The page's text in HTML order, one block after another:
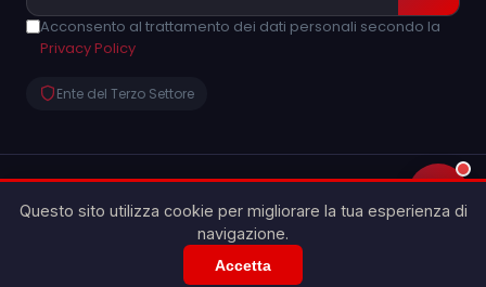
Acconsento al trattamento dei dati personali secondo la
Privacy Policy
Ente del Terzo Settore
People'. Tutti i diritti riservati.
made with
Privacy Policy
Questo sito utilizza cookie per migliorare la tua esperienza di
navigazione.
Accetta